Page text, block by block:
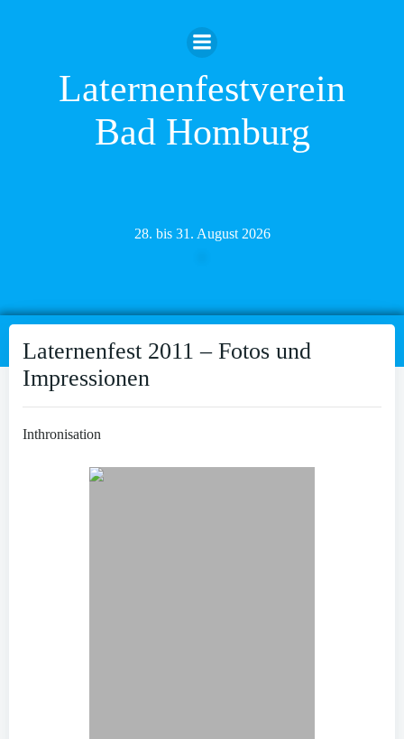
Inhalt
springen
Laternenfestverein
Bad Homburg
28. bis 31. August 2026
Laternenfest 2011 – Fotos und
Impressionen
Inthronisation